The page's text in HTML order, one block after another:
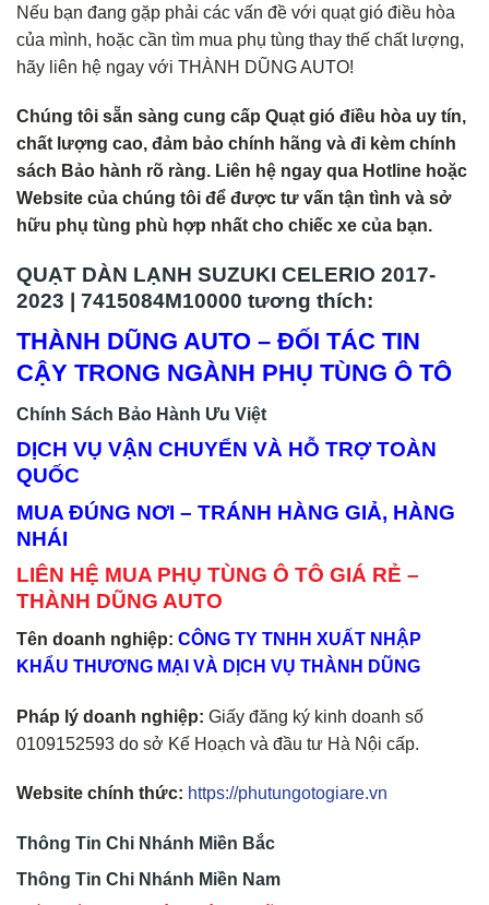
Nếu bạn đang gặp phải các vấn đề với quạt gió điều hòa
của mình, hoặc cần tìm mua phụ tùng thay thế chất lượng,
hãy liên hệ ngay với THÀNH DŨNG AUTO!
Chúng tôi sẵn sàng cung cấp Quạt gió điều hòa uy tín,
chất lượng cao, đảm bảo chính hãng và đi kèm chính
sách Bảo hành rõ ràng. Liên hệ ngay qua Hotline hoặc
Website của chúng tôi để được tư vấn tận tình và sở
hữu phụ tùng phù hợp nhất cho chiếc xe của bạn.
QUẠT DÀN LẠNH SUZUKI CELERIO 2017-
2023 | 7415084M10000 tương thích:
THÀNH DŨNG AUTO – ĐỐI TÁC TIN
CẬY TRONG NGÀNH PHỤ TÙNG Ô TÔ
Chính Sách Bảo Hành Ưu Việt
DỊCH VỤ VẬN CHUYỂN VÀ HỖ TRỢ TOÀN
QUỐC
MUA ĐÚNG NƠI – TRÁNH HÀNG GIẢ, HÀNG
NHÁI
LIÊN HỆ MUA PHỤ TÙNG Ô TÔ GIÁ RẺ –
THÀNH DŨNG AUTO
Tên doanh nghiệp: CÔNG TY TNHH XUẤT NHẬP
KHẨU THƯƠNG MẠI VÀ DỊCH VỤ THÀNH DŨNG
Pháp lý doanh nghiệp: Giấy đăng ký kinh doanh số
0109152593 do sở Kế Hoạch và đầu tư Hà Nội cấp.
Website chính thức: https://phutungotogiare.vn
Thông Tin Chi Nhánh Miền Bắc
Thông Tin Chi Nhánh Miền Nam